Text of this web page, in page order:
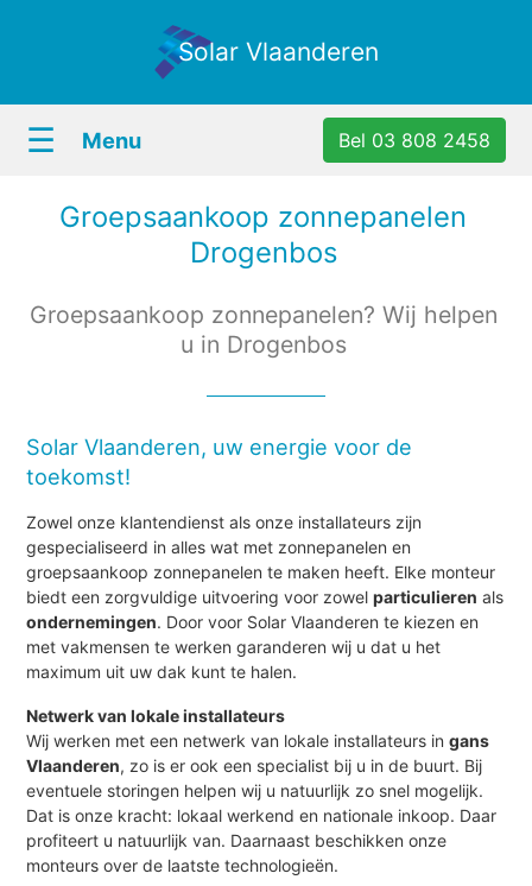
Solar Vlaanderen
☰ Menu Bel 03 808 2458
Groepsaankoop zonnepanelen
Drogenbos
Groepsaankoop zonnepanelen? Wij helpen
u in Drogenbos
Solar Vlaanderen, uw energie voor de
toekomst!
Zowel onze klantendienst als onze installateurs zijn
gespecialiseerd in alles wat met zonnepanelen en
groepsaankoop zonnepanelen te maken heeft. Elke monteur
biedt een zorgvuldige uitvoering voor zowelparticulieren als
ondernemingen. Door voor Solar Vlaanderen te kiezen en
met vakmensen te werken garanderen wij u dat u het
maximum uit uw dak kunt te halen.
Netwerk van lokale installateurs
Wij werken met een netwerk van lokale installateurs ingans
Vlaanderen, zo is er ook een specialist bij u in de buurt. Bij
eventuele storingen helpen wij u natuurlijk zo snel mogelijk.
Dat is onze kracht: lokaal werkend en nationale inkoop. Daar
profiteert u natuurlijk van. Daarnaast beschikken onze
monteurs over de laatste technologieën.